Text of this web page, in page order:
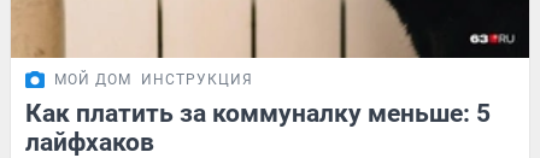
МОЙ ДОМ ИНСТРУКЦИЯ
Как платить за коммуналку меньше: 5
лайфхаков